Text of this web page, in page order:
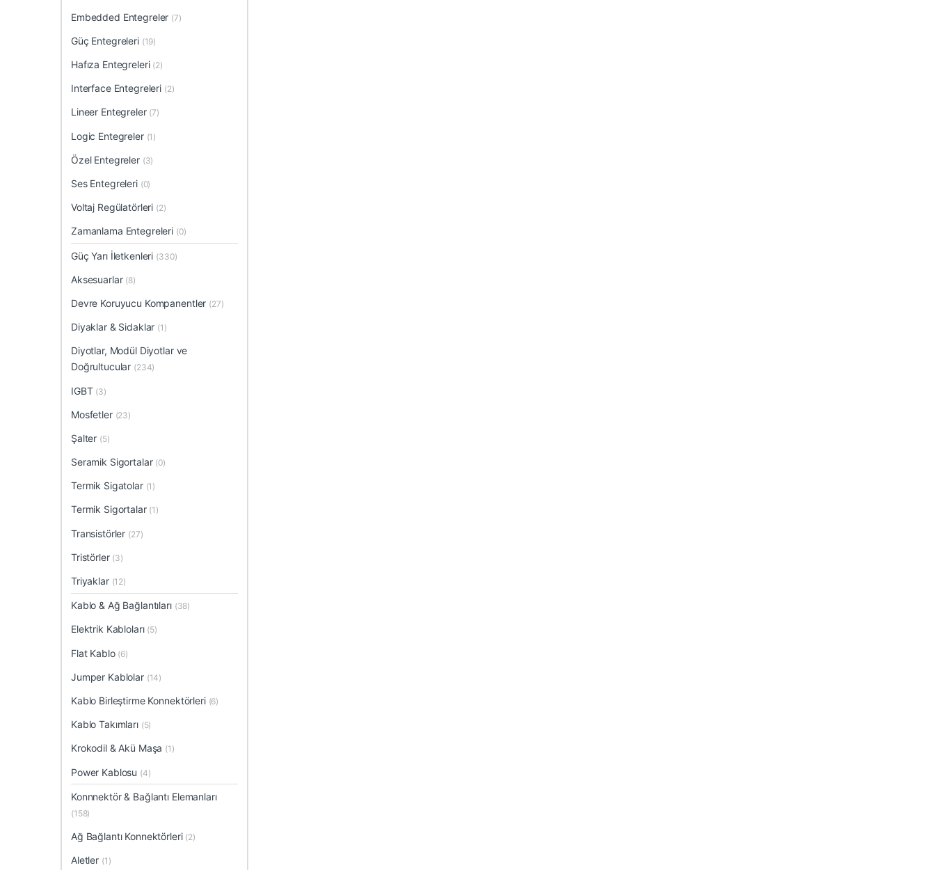
Embedded Entegreler (7)
Güç Entegreleri (19)
Hafıza Entegreleri (2)
Interface Entegreleri (2)
Lineer Entegreler (7)
Logic Entegreler (1)
Özel Entegreler (3)
Ses Entegreleri (0)
Voltaj Regülatörleri (2)
Zamanlama Entegreleri (0)
Güç Yarı İletkenleri (330)
Aksesuarlar (8)
Devre Koruyucu Kompanentler (27)
Diyaklar & Sidaklar (1)
Diyotlar, Modül Diyotlar ve
Doğrultucular (234)
IGBT (3)
Mosfetler (23)
Şalter (5)
Seramik Sigortalar (0)
Termik Sigatolar (1)
Termik Sigortalar (1)
Transistörler (27)
Tristörler (3)
Triyaklar (12)
Kablo & Ağ Bağlantıları (38)
Elektrik Kabloları (5)
Flat Kablo (6)
Jumper Kablolar (14)
Kablo Birleştirme Konnektörleri (6)
Kablo Takımları (5)
Krokodil & Akü Maşa (1)
Power Kablosu (4)
Konnnektör & Bağlantı Elemanları
(158)
Ağ Bağlantı Konnektörleri (2)
Aletler (1)